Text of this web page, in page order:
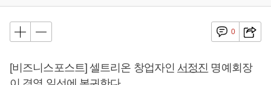
0
[비즈니스포스트] 셀트리온 창업자인 서정진 명예회장